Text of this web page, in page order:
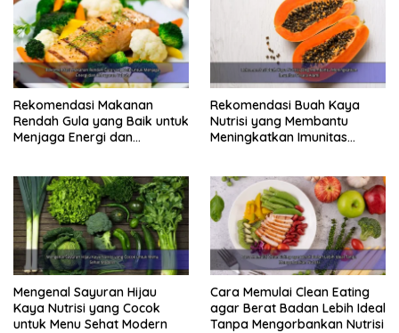
Rekomendasi Makanan
Rendah Gula yang Baik untuk
Menjaga Energi dan
Rekomendasi Buah Kaya
Nutrisi yang Membantu
Meningkatkan Imunitas
Mengenal Sayuran Hijau
Kaya Nutrisi yang Cocok
untuk Menu Sehat Modern
Cara Memulai Clean Eating
agar Berat Badan Lebih Ideal
Tanpa Mengorbankan Nutrisi